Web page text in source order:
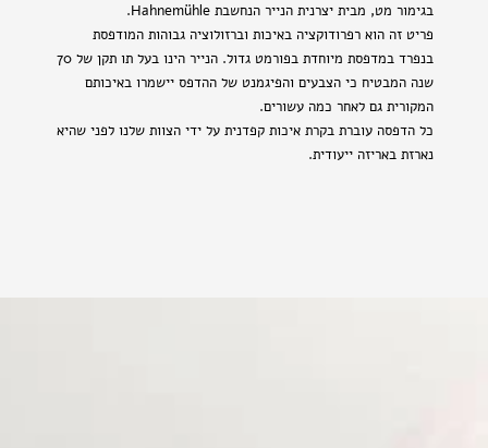
בגימור מט, מבית יצרנית הנייר הנחשבת Hahnemühle.
פריט זה הוא רפרודוקציה באיכות וברזולוציה גבוהות המודפסת
בנפרד במדפסת מיוחדת בפורמט גדול. הנייר הינו בעל תו תקן של 70
שנה המבטיח כי הצבעים והפיגמנט של ההדפס יישמרו באיכותם
המקורית גם לאחר כמה עשורים.
כל הדפסה עוברת בקרת איכות קפדנית על ידי הצוות שלנו לפני שהיא
נארזת באריזה ייעודית.